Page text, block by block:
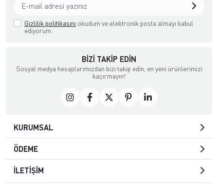
Gizlilik politikasını okudum ve elektronik posta almayı kabul
ediyorum.
BIZI TAKIP EDIN
Sosyal medya hesaplarımızdan bizi takip edin, en yeni ürünlerimizi
kaçırmayın!
KURUMSAL
ÖDEME
İLETİŞİM